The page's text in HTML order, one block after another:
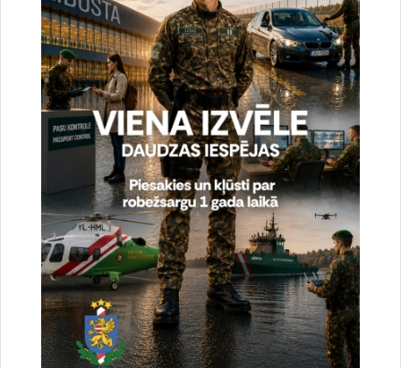
Aizvadīts Valsts robežsardzes koledžas īsā cikla
profesionālās augstākās izglītības studiju
programmas „Robežapsardze” pilna laika 22.
izlaidums
13.07.2026. izlaidums robežsargs